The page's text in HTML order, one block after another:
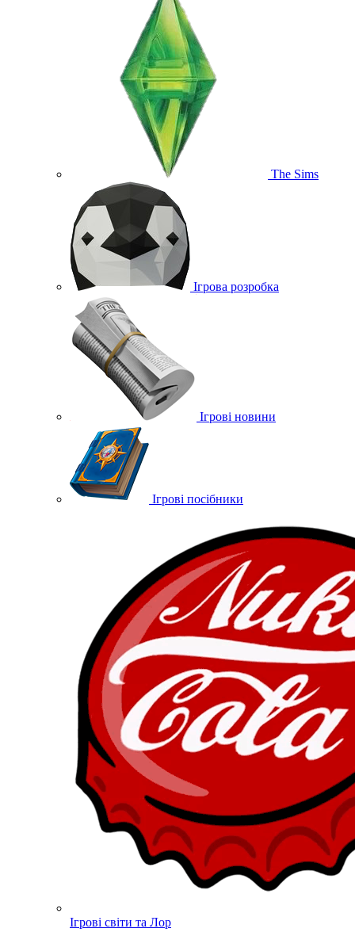
The Sims
Ігрова розробка
Ігрові новини
Ігрові посібники
Ігрові світи та Лор